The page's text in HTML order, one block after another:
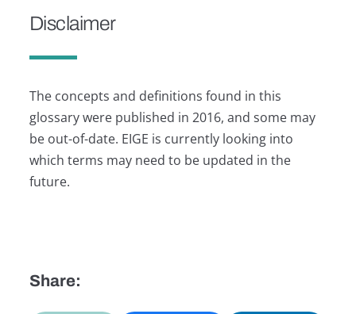
Disclaimer
The concepts and definitions found in this
glossary were published in 2016, and some may
be out-of-date. EIGE is currently looking into
which terms may need to be updated in the
future.
Share: